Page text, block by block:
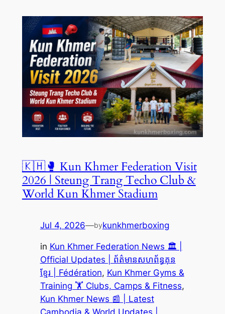
🇰🇭🥊 Kun Khmer Federation Visit
2026 | Steung Trang Techo Club &
World Kun Khmer Stadium
Jul 4, 2026—bykunkhmerboxing
in Kun Khmer Federation News 🏛️ |
Official Updates | ព័ត៌មានសហព័ន្ធគុន
ខ្មែរ | Fédération, Kun Khmer Gyms &
Training 🏋️ Clubs, Camps & Fitness
Kun Khmer News 📰 | Latest